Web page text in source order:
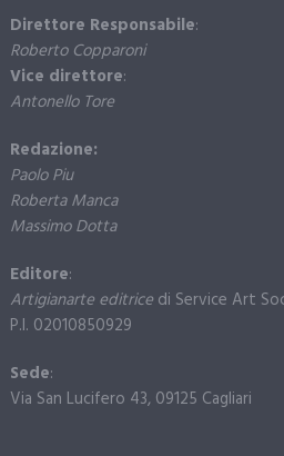
Direttore Responsabile:
Roberto Copparoni
Vice direttore:
Antonello Tore
Redazione:
Paolo Piu
Roberta Manca
Massimo Dotta
Editore:
Artigianarte editricedi Service Art
P.I. 02010850929
Sede:
Via San Lucifero 43, 09125 Cagliari